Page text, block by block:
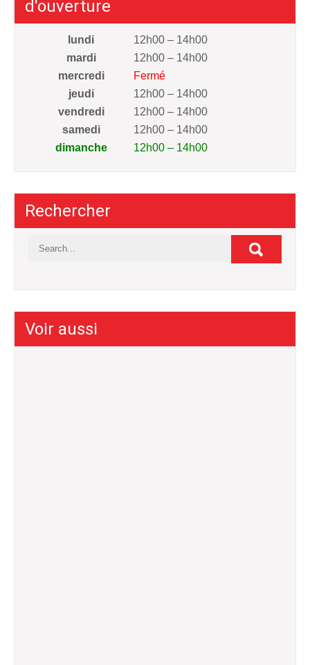
d'ouverture
lundi
12h00 – 14h00
mardi
12h00 – 14h00
mercredi
Fermé
jeudi
12h00 – 14h00
vendredi
12h00 – 14h00
samedi
12h00 – 14h00
dimanche
12h00 – 14h00
Rechercher
Voir aussi